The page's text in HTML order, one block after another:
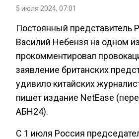
5 июля 2024, 07:01
Постоянный представитель
Василий Небензя на одном
прокомментировал
заявление британских
удивило китайских
пишет издание NetEase
АБН24).
С 1 июля Россия